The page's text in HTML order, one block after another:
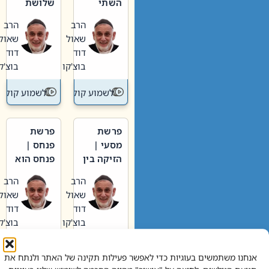
אנחנו משתמשים בעוגיות כדי לאפשר פעילות תקינה של האתר ולנתח את
וערב של
חיינו
הרב
שאול
דוד
בוצ'קו
לשמוע קול תורה – מדרש
האבות
הרב
שאול
דוד
בוצ'קו
לשמוע קול
פרשת
מסעי |
הזיקה בין
הגדול לעם הרב
שאול
דוד
בוצ'קו
לשמוע קול תורה – מדרש
פרשת
פנחס |
פנחס הוא
אליהו: בין
קנאות
הורסת
לקנאות
בונה
הרב
שאול
דוד
בוצ'קו
לשמוע קול